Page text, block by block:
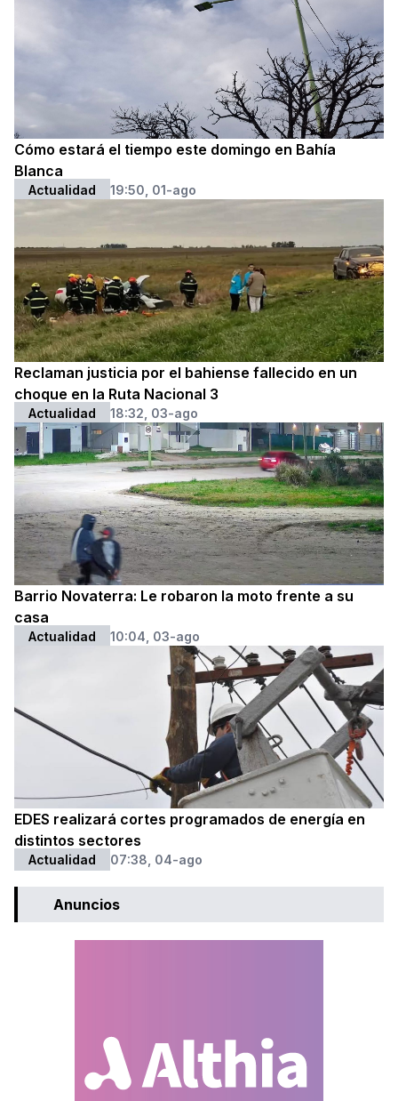
Cómo estará el tiempo este domingo en Bahía
Blanca
Actualidad 19:50, 01-ago
Reclaman justicia por el bahiense fallecido en un
choque en la Ruta Nacional 3
Actualidad 18:32, 03-ago
Barrio Novaterra: Le robaron la moto frente a su
casa
Actualidad 10:04, 03-ago
EDES realizará cortes programados de energía en
distintos sectores
Actualidad 07:38, 04-ago
Anuncios